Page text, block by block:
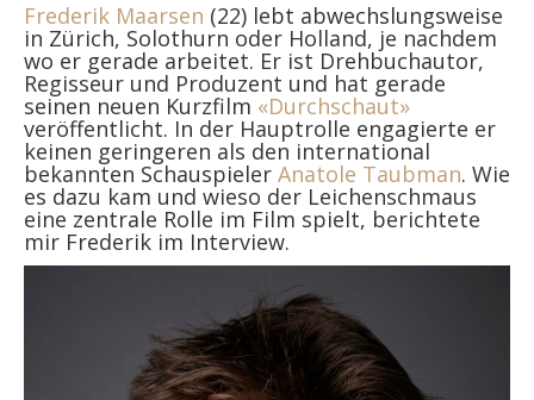
Frederik Maarsen (22) lebt abwechslungsweise
in Zürich, Solothurn oder Holland, je nachdem
wo er gerade arbeitet. Er ist Drehbuchautor,
Regisseur und Produzent und hat gerade
seinen neuen Kurzfilm «Durchschaut»
veröffentlicht. In der Hauptrolle engagierte er
keinen geringeren als den international
bekannten Schauspieler Anatole Taubman. Wie
es dazu kam und wieso der Leichenschmaus
eine zentrale Rolle im Film spielt, berichtete
mir Frederik im Interview.